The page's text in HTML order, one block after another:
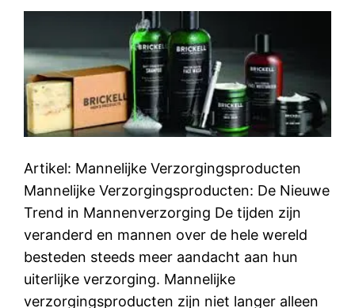
Artikel: Mannelijke Verzorgingsproducten
Mannelijke Verzorgingsproducten: De Nieuwe
Trend in Mannenverzorging De tijden zijn
veranderd en mannen over de hele wereld
besteden steeds meer aandacht aan hun
uiterlijke verzorging. Mannelijke
verzorgingsproducten zijn niet langer alleen